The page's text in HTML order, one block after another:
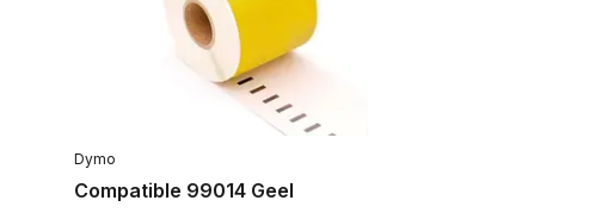
Dymo
Compatible 99014 Geel